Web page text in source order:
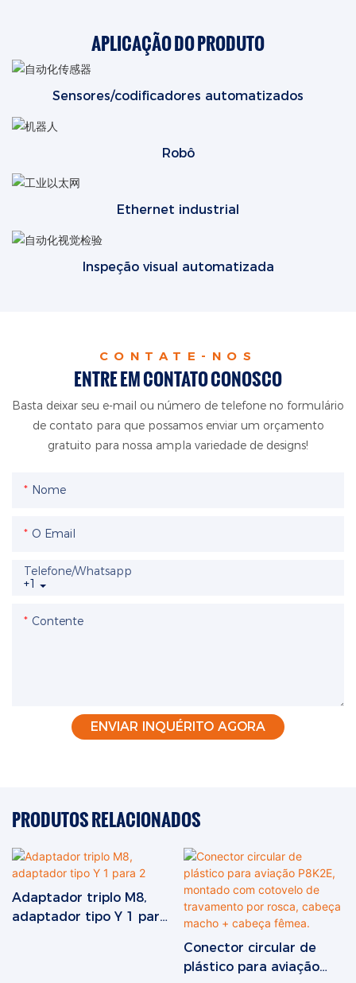
APLICAÇÃO DO PRODUTO
Sensores/codificadores automatizados
Robô
Ethernet industrial
Inspeção visual automatizada
CONTATE-NOS
ENTRE EM CONTATO CONOSCO
Basta deixar seu e-mail ou número de telefone no formulário
de contato para que possamos enviar um orçamento
gratuito para nossa ampla variedade de designs!
Nome
O Email
+1
Telefone/whatsapp
Contente
ENVIAR INQUÉRITO AGORA
PRODUTOS RELACIONADOS
Adaptador triplo M8,
adaptador tipo Y 1 para
Conector circular de
plástico para aviação